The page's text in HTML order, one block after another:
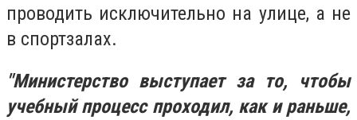
проводить исключительно на улице, а не
в спортзалах.
"Министерство выступает за то, чтобы
учебный процесс проходил, как и раньше,